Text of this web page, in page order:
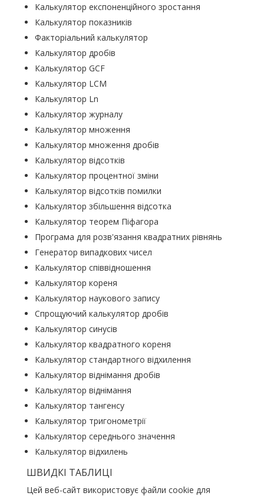
Калькулятор експоненційного зростання
Калькулятор показників
Факторіальний калькулятор
Калькулятор дробів
Калькулятор GCF
Калькулятор LCM
Калькулятор Ln
Калькулятор журналу
Калькулятор множення
Калькулятор множення дробів
Калькулятор відсотків
Калькулятор процентної зміни
Калькулятор відсотків помилки
Калькулятор збільшення відсотка
Калькулятор теорем Піфагора
Програма для розв'язання квадратних рівнянь
Генератор випадкових чисел
Калькулятор співвідношення
Калькулятор кореня
Калькулятор наукового запису
Спрощуючий калькулятор дробів
Калькулятор синусів
Калькулятор квадратного кореня
Калькулятор стандартного відхилення
Калькулятор віднімання дробів
Калькулятор віднімання
Калькулятор тангенсу
Калькулятор тригонометрії
Калькулятор середнього значення
Калькулятор відхилень
ШВИДКІ ТАБЛИЦІ
Цей веб-сайт використовує файли cookie для